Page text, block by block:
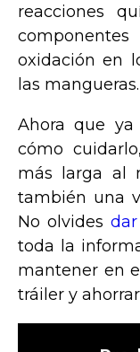
reacciones
oxidación en
las mangueras.
Ahora que
cómo
más larga al
también una
No olvides
toda la
mantener en
tráiler y